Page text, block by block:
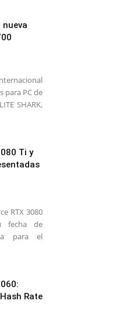
para PC de
SHARK,
Ti y
RTX 3080
fecha de
para el
Rate